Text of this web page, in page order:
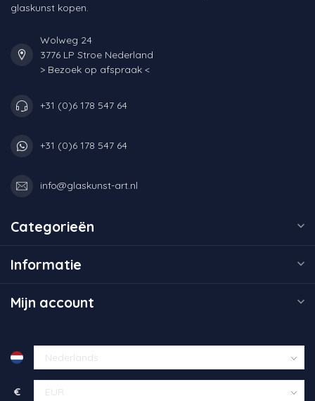
glaskunst kopen.
Wolweg 24
3776 LP Stroe Nederland
> Bezoek op afspraak <
+31 (0)6 178 547 64
+31 (0)6 178 547 64
info@glaskunst-art.nl
Categorieën
Informatie
Mijn account
€